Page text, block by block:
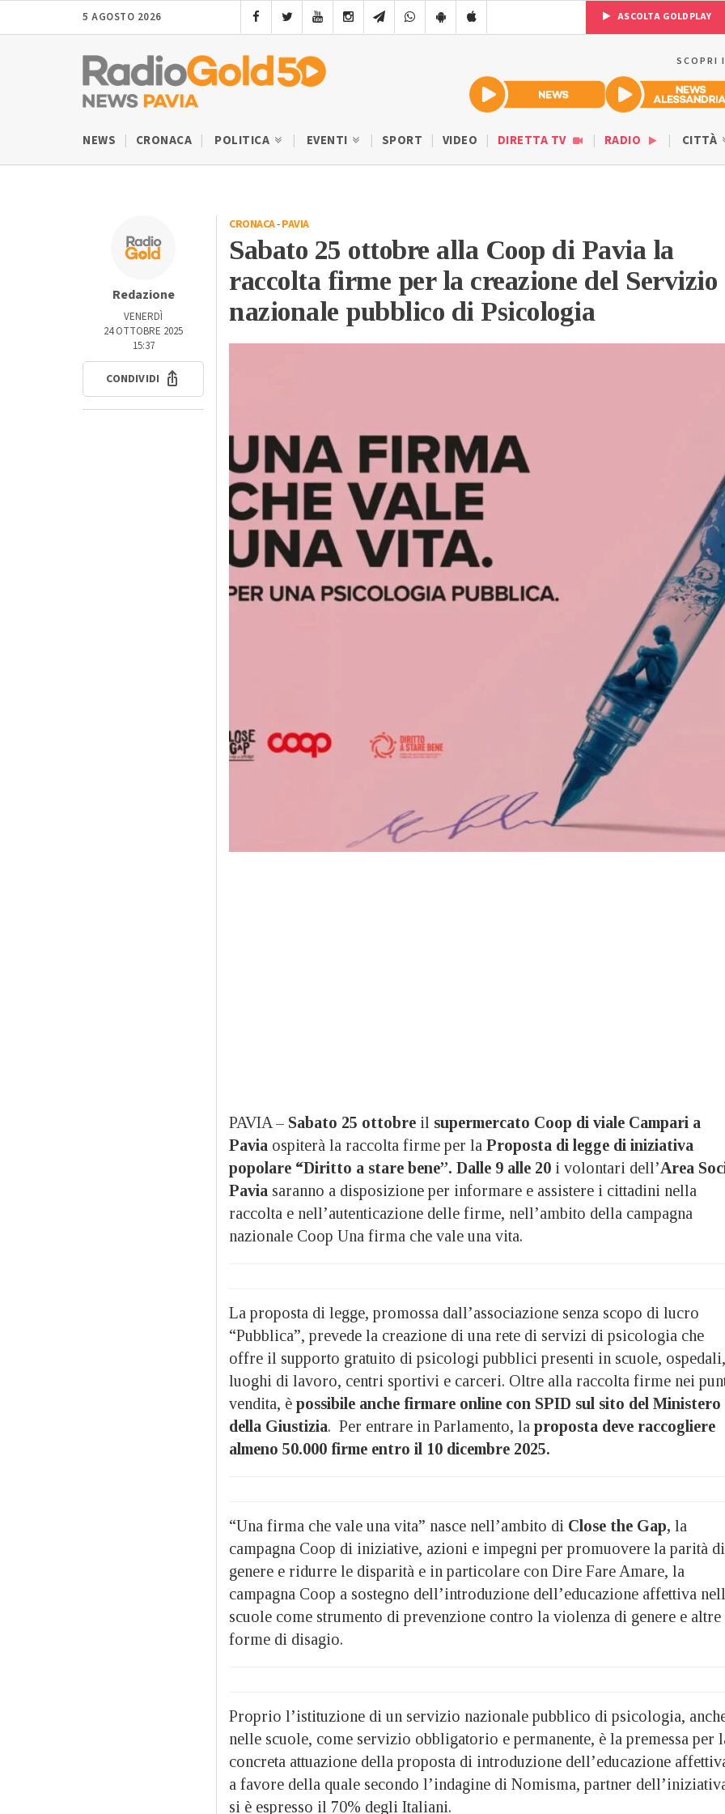
5 AGOSTO 2026 ASCOLTA GOLDPLAY
SCOPRI
NEWS CRONACA POLITICA EVENTI SPORT VIDEO DIRETTA TV RADIO CITTÀ
Redazione
VENERDÌ
24 OTTOBRE 2025
15:37
CONDIVIDI
CRONACA-PAVIA
Sabato 25 ottobre alla Coop di Pavia la
raccolta firme per la creazione del Servizio
nazionale pubblico di Psicologia
PAVIA – Sabato 25 ottobre il supermercato Coop di viale Campari a
Pavia ospiterà la raccolta firme per la Proposta di legge di iniziativa
popolare “Diritto a stare bene”. Dalle 9 alle 20 i volontari dell’Area
Pavia saranno a disposizione per informare e assistere i cittadini nella
raccolta e nell’autenticazione delle firme, nell’ambito della campagna
nazionale Coop Una firma che vale una vita.
La proposta di legge, promossa dall’associazione senza scopo di lucro
“Pubblica”, prevede la creazione di una rete di servizi di psicologia che
offre il supporto gratuito di psicologi pubblici presenti in scuole, ospedali,
luoghi di lavoro, centri sportivi e carceri. Oltre alla raccolta firme nei
vendita, è possibile anche firmare online con SPID sul sito del Ministero
della Giustizia. Per entrare in Parlamento, la proposta deve raccogliere
almeno 50.000 firme entro il 10 dicembre 2025.
“Una firma che vale una vita” nasce nell’ambito di Close the Gap, la
campagna Coop di iniziative, azioni e impegni per promuovere la parità di
genere e ridurre le disparità e in particolare con Dire Fare Amare, la
campagna Coop a sostegno dell’introduzione dell’educazione affettiva
scuole come strumento di prevenzione contro la violenza di genere e altre
forme di disagio.
Proprio l’istituzione di un servizio nazionale pubblico di psicologia,
nelle scuole, come servizio obbligatorio e permanente, è la premessa per
concreta attuazione della proposta di introduzione dell’educazione
a favore della quale secondo l’indagine di Nomisma, partner
si è espresso il 70% degli Italiani.